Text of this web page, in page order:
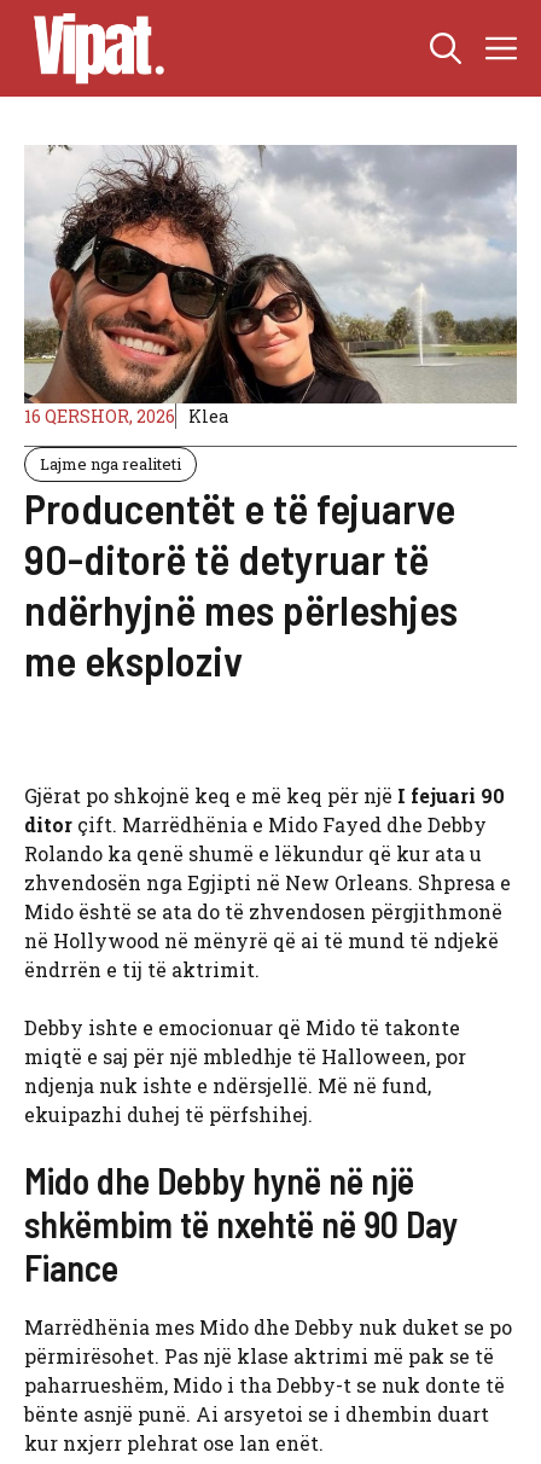
Skip
content
16 QERSHOR, 2026 Klea
Lajme nga realiteti
Producentët e të fejuarve
90-ditorë të detyruar të
ndërhyjnë mes përleshjes
me eksploziv
Gjërat po shkojnë keq e më keq për një I fejuari 90
ditor çift. Marrëdhënia e Mido Fayed dhe Debby
Rolando ka qenë shumë e lëkundur që kur ata u
zhvendosën nga Egjipti në New Orleans. Shpresa e
Mido është se ata do të zhvendosen përgjithmonë
në Hollywood në mënyrë që ai të mund të ndjekë
ëndrrën e tij të aktrimit.
Debby ishte e emocionuar që Mido të takonte
miqtë e saj për një mbledhje të Halloween, por
ndjenja nuk ishte e ndërsjellë. Më në fund,
ekuipazhi duhej të përfshihej.
Mido dhe Debby hynë në një
shkëmbim të nxehtë në 90 Day
Fiance
Marrëdhënia mes Mido dhe Debby nuk duket se po
përmirësohet. Pas një klase aktrimi më pak se të
paharrueshëm, Mido i tha Debby-t se nuk donte të
bënte asnjë punë. Ai arsyetoi se i dhembin duart
kur nxjerr plehrat ose lan enët.